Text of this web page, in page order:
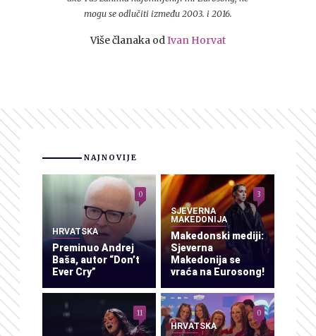
mogu se odlučiti između 2003. i 2016.
Više članaka od Ivan Horvat
NAJNOVIJE
HRVATSKA
Preminuo Andrej
Baša, autor “Don’t
Ever Cry”
0
SJEVERNA
MAKEDONIJA
Makedonski mediji:
Sjeverna
Makedonija se
vraća na Eurosong!
3
11
HRVATSKA
0